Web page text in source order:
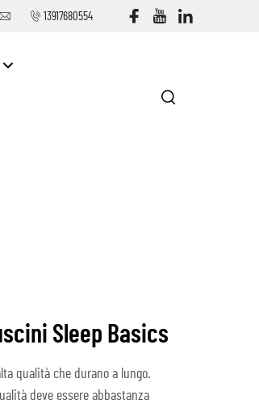
13917680554
Sleep Basics
qualità che durano a lungo.
deve essere abbastanza